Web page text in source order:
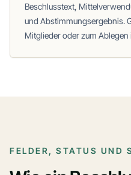
Beschlusstext,
und Abstimmungsergebnis.
Mitglieder oder zum
FELDER, STATUS UND